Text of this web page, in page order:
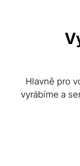
Hlavně pro
vyrábíme a